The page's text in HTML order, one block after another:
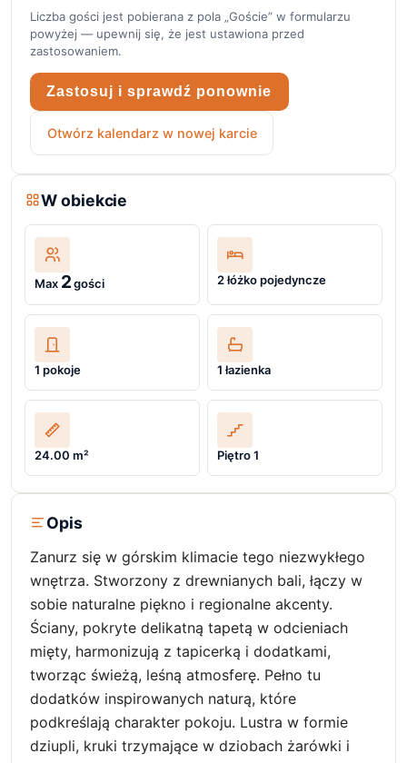
Liczba gości jest pobierana z pola „Goście” w formularzu
powyżej — upewnij się, że jest ustawiona przed
zastosowaniem.
Zastosuj i sprawdź ponownie
Otwórz kalendarz w nowej karcie
W obiekcie
Max 2gości 2 łóżko pojedyncze
1 pokoje 1 łazienka
24.00 m² Piętro 1
Opis
Zanurz się w górskim klimacie tego niezwykłego
wnętrza. Stworzony z drewnianych bali, łączy w
sobie naturalne piękno i regionalne akcenty.
Ściany, pokryte delikatną tapetą w odcieniach
mięty, harmonizują z tapicerką i dodatkami,
tworząc świeżą, leśną atmosferę. Pełno tu
dodatków inspirowanych naturą, które
podkreślają charakter pokoju. Lustra w formie
dziupli, kruki trzymające w dziobach żarówki i